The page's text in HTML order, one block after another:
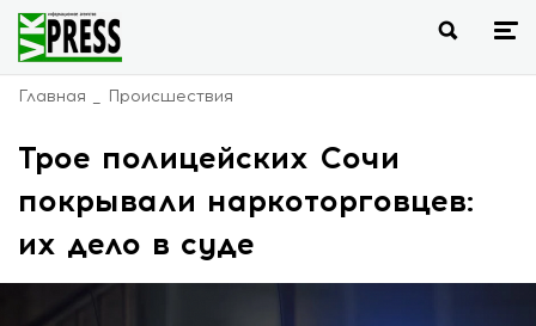
Главная Происшествия
Трое полицейских Сочи
покрывали наркоторговцев:
их дело в суде